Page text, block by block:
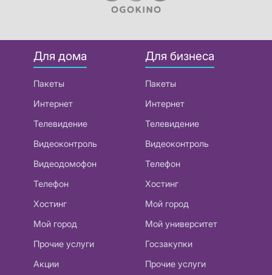
Для дома
Пакеты
Интернет
Телевидение
Видеоконтроль
Видеодомофон
Телефон
Хостинг
Мой город
Прочие услуги
Акции
Для бизнеса
Пакеты
Интернет
Телевидение
Видеоконтроль
Телефон
Хостинг
Мой город
Мой университет
Госзакупки
Прочие услуги